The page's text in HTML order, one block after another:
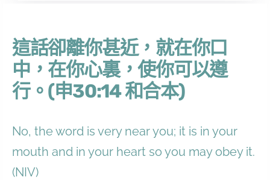
這話卻離你甚近，就在你口
中，在你心裏，使你可以遵
行。(申30:14 和合本)
No, the word is very near you; it is in your
mouth and in your heart so you may obey it.
(NIV)